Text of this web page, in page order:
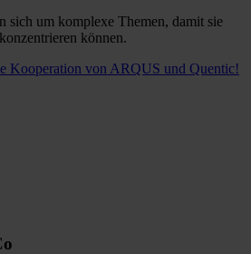
sich um komplexe Themen, damit sie
können.
Kooperation von ARQUS und Quentic!